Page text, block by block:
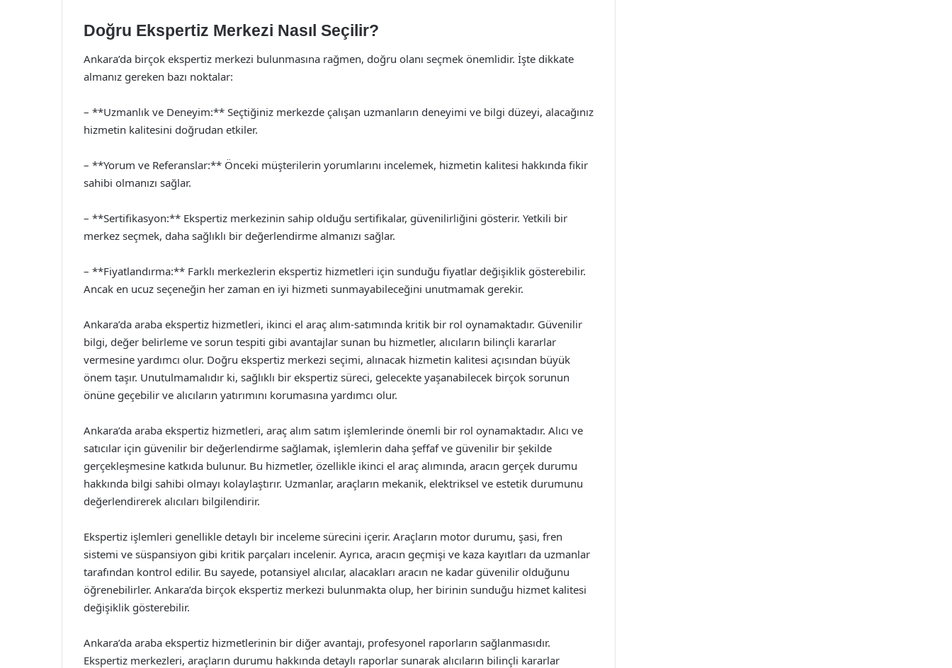
Doğru Ekspertiz Merkezi Nasıl Seçilir?
Ankara’da birçok ekspertiz merkezi bulunmasına rağmen, doğru olanı seçmek önemlidir. İşte dikkate
almanız gereken bazı noktalar:
– **Uzmanlık ve Deneyim:** Seçtiğiniz merkezde çalışan uzmanların deneyimi ve bilgi düzeyi, alacağınız
hizmetin kalitesini doğrudan etkiler.
– **Yorum ve Referanslar:** Önceki müşterilerin yorumlarını incelemek, hizmetin kalitesi hakkında fikir
sahibi olmanızı sağlar.
– **Sertifikasyon:** Ekspertiz merkezinin sahip olduğu sertifikalar, güvenilirliğini gösterir. Yetkili bir
merkez seçmek, daha sağlıklı bir değerlendirme almanızı sağlar.
– **Fiyatlandırma:** Farklı merkezlerin ekspertiz hizmetleri için sunduğu fiyatlar değişiklik gösterebilir.
Ancak en ucuz seçeneğin her zaman en iyi hizmeti sunmayabileceğini unutmamak gerekir.
Ankara’da araba ekspertiz hizmetleri, ikinci el araç alım-satımında kritik bir rol oynamaktadır. Güvenilir
bilgi, değer belirleme ve sorun tespiti gibi avantajlar sunan bu hizmetler, alıcıların bilinçli kararlar
vermesine yardımcı olur. Doğru ekspertiz merkezi seçimi, alınacak hizmetin kalitesi açısından büyük
önem taşır. Unutulmamalıdır ki, sağlıklı bir ekspertiz süreci, gelecekte yaşanabilecek birçok sorunun
önüne geçebilir ve alıcıların yatırımını korumasına yardımcı olur.
Ankara’da araba ekspertiz hizmetleri, araç alım satım işlemlerinde önemli bir rol oynamaktadır. Alıcı ve
satıcılar için güvenilir bir değerlendirme sağlamak, işlemlerin daha şeffaf ve güvenilir bir şekilde
gerçekleşmesine katkıda bulunur. Bu hizmetler, özellikle ikinci el araç alımında, aracın gerçek durumu
hakkında bilgi sahibi olmayı kolaylaştırır. Uzmanlar, araçların mekanik, elektriksel ve estetik durumunu
değerlendirerek alıcıları bilgilendirir.
Ekspertiz işlemleri genellikle detaylı bir inceleme sürecini içerir. Araçların motor durumu, şasi, fren
sistemi ve süspansiyon gibi kritik parçaları incelenir. Ayrıca, aracın geçmişi ve kaza kayıtları da uzmanlar
tarafından kontrol edilir. Bu sayede, potansiyel alıcılar, alacakları aracın ne kadar güvenilir olduğunu
öğrenebilirler. Ankara’da birçok ekspertiz merkezi bulunmakta olup, her birinin sunduğu hizmet kalitesi
değişiklik gösterebilir.
Ankara’da araba ekspertiz hizmetlerinin bir diğer avantajı, profesyonel raporların sağlanmasıdır.
Ekspertiz merkezleri, araçların durumu hakkında detaylı raporlar sunarak alıcıların bilinçli kararlar